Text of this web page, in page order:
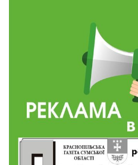
Знову біль… Знову
повертається
Обмежено
вмотивований: Як
24 лип
490 пацієнтів та 15
«Альянс
підсумки роботи
області